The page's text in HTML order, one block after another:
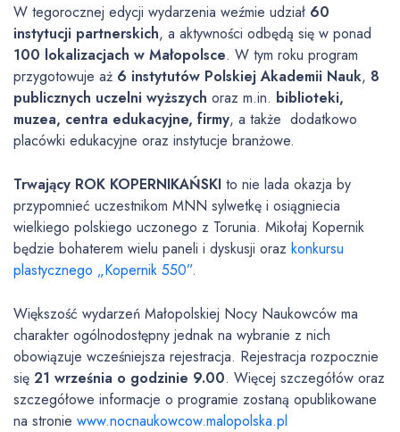
W tegorocznej edycji wydarzenia weźmie udział 60
instytucji partnerskich, a aktywności odbędą się w ponad
100 lokalizacjach w Małopolsce. W tym roku program
przygotowuje aż 6 instytutów Polskiej Akademii Nauk, 8
publicznych uczelni wyższych oraz m.in. biblioteki,
muzea, centra edukacyjne, firmy, a także dodatkowo
placówki edukacyjne oraz instytucje branżowe.
Trwający ROK KOPERNIKAŃSKI to nie lada okazja by
przypomnieć uczestnikom MNN sylwetkę i osiągniecia
wielkiego polskiego uczonego z Torunia. Mikołaj Kopernik
będzie bohaterem wielu paneli i dyskusji oraz konkursu
plastycznego „Kopernik 550”.
Większość wydarzeń Małopolskiej Nocy Naukowców ma
charakter ogólnodostępny jednak na wybranie z nich
obowiązuje wcześniejsza rejestracja. Rejestracja rozpocznie
się 21 września o godzinie 9.00. Więcej szczegółów oraz
szczegółowe informacje o programie zostaną opublikowane
na stronie www.nocnaukowcow.malopolska.pl